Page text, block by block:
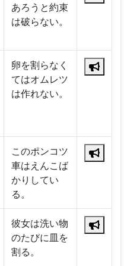
あろうと約束
は破らない。
卵を割らなく
てはオムレツ
は作れない。
このポンコツ
車はえんこば
かりしてい
る。
彼女は洗い物
のたびに皿を
割る。